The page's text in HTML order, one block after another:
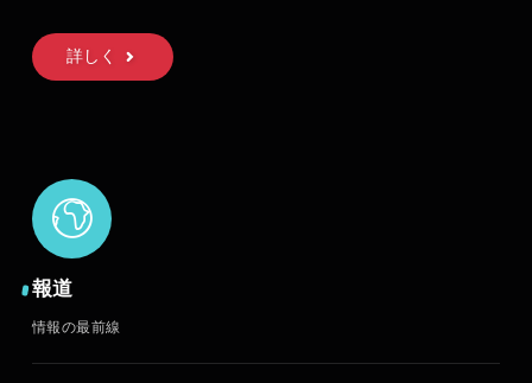
詳しく
報道
情報の最前線